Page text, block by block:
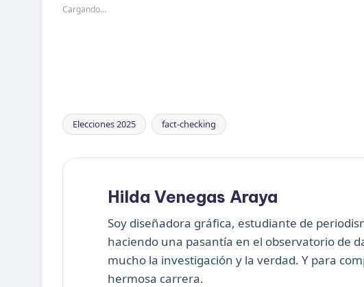
Cargando...
Etiquetas:
Elecciones 2025 fact-checking
Hilda Venegas Araya
Soy diseñadora gráfica, estudiante de
haciendo una pasantía en el observatorio de
mucho la investigación y la verdad. Y para
hermosa carrera.